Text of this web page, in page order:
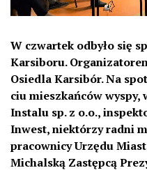
W czwartek odbyło się
Karsiboru.
Osiedla Karsibór. Na
ciu mieszkańców wyspy,
Instalu sp. z o.o.,
Inwest, niektórzy radni
pracownicy Urzędu
Michalską Zastępcą